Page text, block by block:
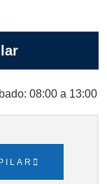
08:00 a 13:00